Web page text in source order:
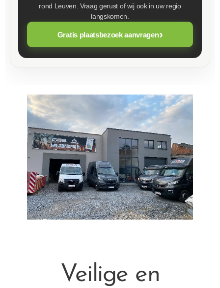
rond Leuven. Vraag gerust of wij ook in uw regio
langskomen.
Gratis plaatsbezoek aanvragen›
Veilige en